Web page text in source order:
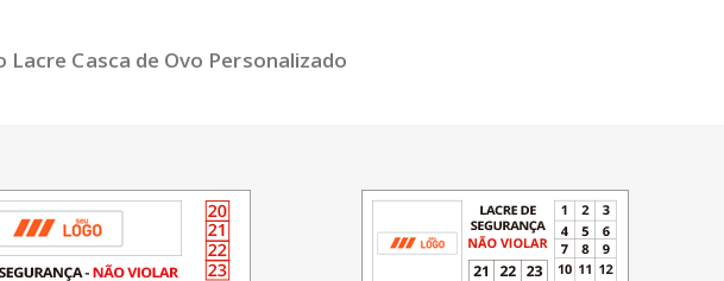
Casca de Ovo Personalizado